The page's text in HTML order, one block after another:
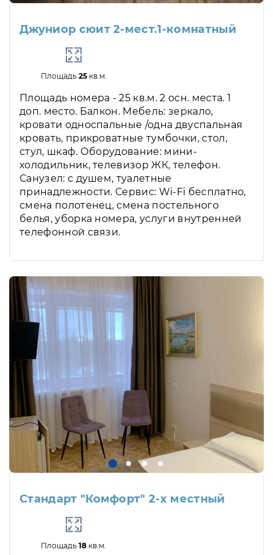
Джуниор сюит 2-мест.1-комнатный
Площадь 25кв.м.
Площадь номера - 25 кв.м. 2 осн. места. 1
доп. место. Балкон. Мебель: зеркало,
кровати односпальные /одна двуспальная
кровать, прикроватные тумбочки, стол,
стул, шкаф. Оборудование: мини-
холодильник, телевизор ЖК, телефон.
Санузел: с душем, туалетные
принадлежности. Сервис: Wi-Fi бесплатно,
смена полотенец, смена постельного
белья, уборка номера, услуги внутренней
телефонной связи.
Стандарт "Комфорт" 2-х местный
Площадь18 кв.м.